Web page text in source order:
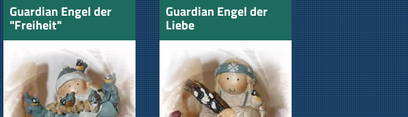
Guardian Engel der
"Freiheit"
Guardian Engel der
Liebe